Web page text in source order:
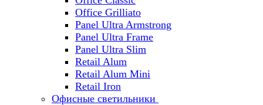
Office Grilliato
Panel Ultra Armstrong
Panel Ultra Frame
Panel Ultra Slim
Retail Alum
Retail Alum Mini
Retail Iron
Офисные светильники